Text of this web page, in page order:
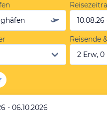
10.08.26
Reisende
2 Erw, 0
- 06.10.2026